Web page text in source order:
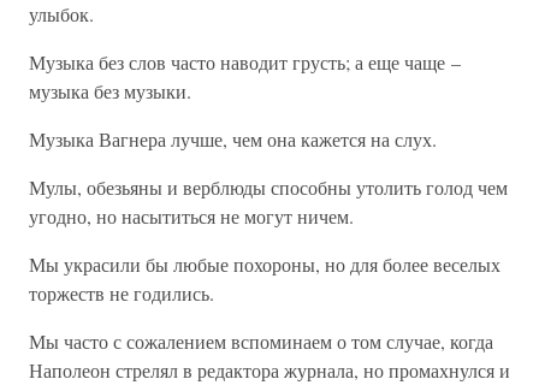
улыбок.
Музыка без слов часто наводит грусть; а еще чаще –
музыка без музыки.
Музыка Вагнера лучше, чем она кажется на слух.
Мулы, обезьяны и верблюды способны утолить голод чем
угодно, но насытиться не могут ничем.
Мы украсили бы любые похороны, но для более веселых
торжеств не годились.
Мы часто с сожалением вспоминаем о том случае, когда
Наполеон стрелял в редактора журнала, но промахнулся и